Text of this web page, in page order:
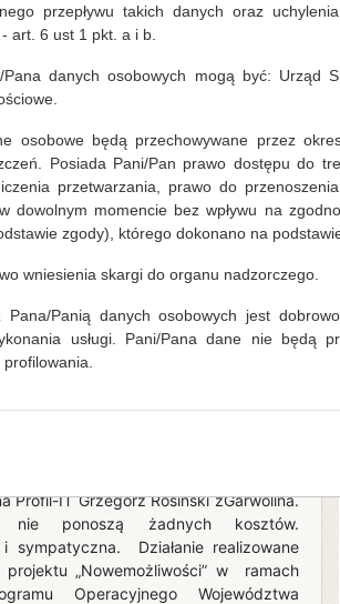
wzięła na tapetę wszechświat,
wylądowała u przedszkolaków– tuż
i poruszenie wśród
wszechświat towielka zagadka i
fiction… - Dlaczego błękitna? – pytały
dyskusjiniektóre przedszkolaki
bibliotekarkę swoją wiedzą. Szybko
czytaj więcej...
- nowe możliwości
września 2017 roku, w Filii Biblioteki
Profil-IT Grzegorz Rosiński zGarwolina.
nie ponoszą żadnych kosztów.
i sympatyczna. Działanie realizowane
„Nowemożliwości” w ramach
Operacyjnego Województwa
przepływu takich danych oraz
art. 6 ust 1 pkt. a i b.
Pana danych osobowych mogą być: Urząd
osobowe będą przechowywane przez
Posiada Pani/Pan prawo dostępu do
przetwarzania, prawo do
dowolnym momencie bez wpływu na
zgody), którego dokonano na
wniesienia skargi do organu nadzorczego.
Pana/Panią danych osobowych jest
usługi. Pani/Pana dane nie będą